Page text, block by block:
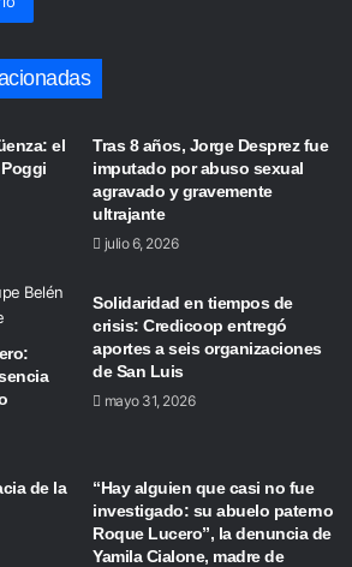
el
Tras 8 años, Jorge Desprez fue
imputado por abuso sexual
agravado y gravemente
ultrajante
julio 6, 2026
Solidaridad en tiempos de
crisis: Credicoop entregó
aportes a seis organizaciones
de San Luis
mayo 31, 2026
de la
“Hay alguien que casi no fue
investigado: su abuelo paterno
Roque Lucero”, la denuncia de
Yamila Cialone, madre de